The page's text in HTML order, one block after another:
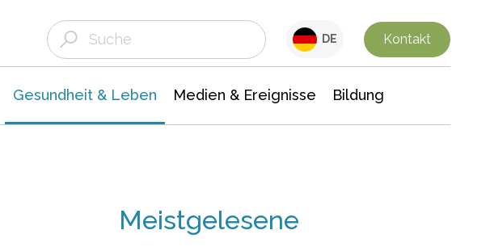
DE Kontakt
Gesundheit & Leben Medien & Ereignisse Bildung
Meistgelesene